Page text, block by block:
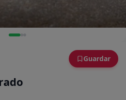
Guardar